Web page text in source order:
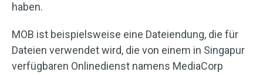
haben.
MOB ist beispielsweise eine Dateiendung, die für
Dateien verwendet wird, die von einem in Singapur
verfügbaren Onlinedienst namens MediaCorp